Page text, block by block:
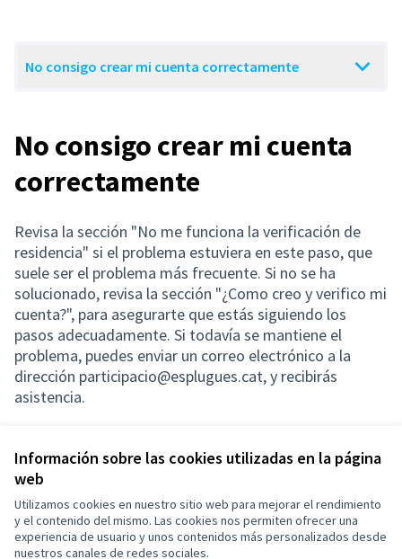
Información sobre las cookies utilizadas en la página
web
Utilizamos cookies en nuestro sitio web para mejorar el rendimiento
y el contenido del mismo. Las cookies nos permiten ofrecer una
experiencia de usuario y unos contenidos más personalizados desde
nuestros canales de redes sociales.
No consigo crear mi cuenta correctamente
No consigo crear mi cuenta
correctamente
Revisa la sección "No me funciona la verificación de
residencia" si el problema estuviera en este paso, que
suele ser el problema más frecuente. Si no se ha
solucionado, revisa la sección "¿Como creo y verifico mi
cuenta?", para asegurarte que estás siguiendo los
pasos adecuadamente. Si todavía se mantiene el
problema, puedes enviar un correo electrónico a la
dirección participacio@esplugues.cat, y recibirás
asistencia.
Términos y condiciones de uso
Configuración de cookies
Esplugues de Llobregat en X
(Enlace externo)
Esplugues de Llobregat en Facebook
(Enlace externo)
Esplugues de Llobregat en Instagram
(Enlace externo)
Esplugues de Llobregat en YouTube
(Enlace externo)
Castellano
Triar la llenguaElegir el idioma